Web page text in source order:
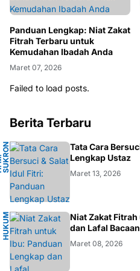
Panduan Lengkap: Niat Zakat
Fitrah Terbaru untuk
Kemudahan Ibadah Anda
Maret 07, 2026
Failed to load posts.
Berita Terbaru
NA
Tata Cara
Lengkap Ustaz
Maret 13, 2026
H
U
KU
M
I
S
L
AM
Niat Zakat
dan Lafal
Maret 08, 2026